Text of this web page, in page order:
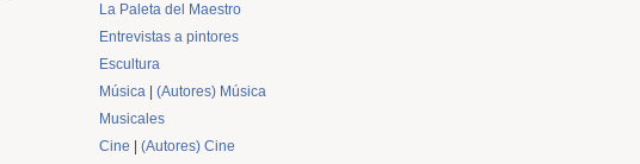
La Paleta del Maestro
Entrevistas a pintores
Escultura
Música
(Autores) Música
Musicales
Cine
(Autores) Cine